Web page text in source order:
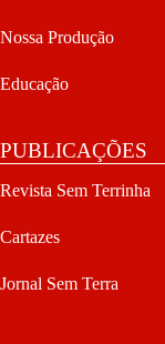
Nossa Produção
Educação
PUBLICAÇÕES
Revista Sem Terrinha
Cartazes
Jornal Sem Terra